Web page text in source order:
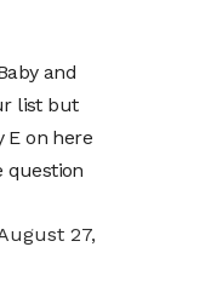
and
list but
E on here
question
27,